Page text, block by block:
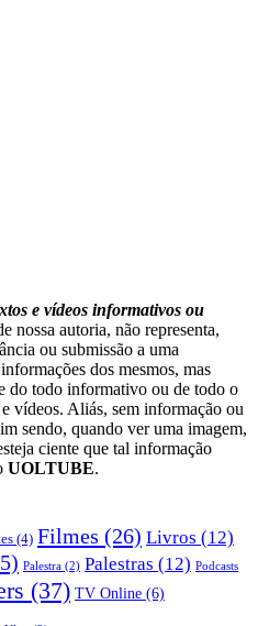
e vídeos informativos ou
nossa autoria, não representa,
ou submissão a uma
dos mesmos, mas
do todo informativo ou de todo o
vídeos. Aliás, sem informação ou
sendo, quando ver uma imagem,
ciente que tal informação
UOLTUBE.
(4) Filmes (26) Livros (12)
Palestra (2) Palestras (12) Podcasts
(37) TV Online (6)